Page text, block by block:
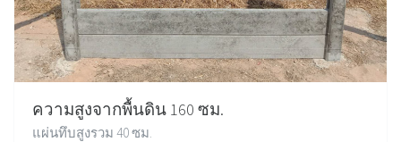
ความสูงจากพื้นดิน 160 ซม.
แผ่นทึบสูงรวม 40 ซม.